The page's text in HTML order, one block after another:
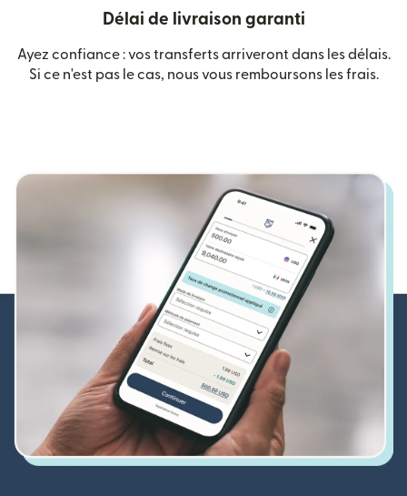
Délai de livraison garanti
Ayez confiance : vos transferts arriveront dans les délais.
Si ce n'est pas le cas, nous vous remboursons les frais.